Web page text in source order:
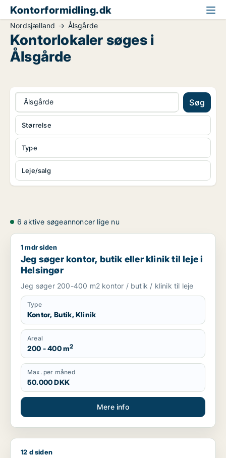
Kontorformidling.dk
Nordsjælland Ålsgårde
Kontorlokaler søges i
Ålsgårde
Ålsgårde Søg
Type
Leje/salg
Størrelse
6 aktive søgeannoncer lige nu
Jeg søger kontor, butik eller klinik til leje i Helsingør
1 mdr siden
Jeg søger kontor, butik eller klinik til leje i
Helsingør
Jeg søger 200-400 m2 kontor / butik / klinik til leje
Type
Kontor, Butik, Klinik
Areal
200 - 400 m2
Max. per måned
50.000 DKK
Mere info
Cicilie søger kontor, lager, værksted, butik,
12 d siden